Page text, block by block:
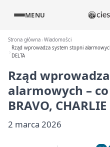
MENU
Strona główna Wiadomości
Rząd wprowadza system stopni
DELTA
Rząd
alarmowych –
BRAVO,
2 marca 2026